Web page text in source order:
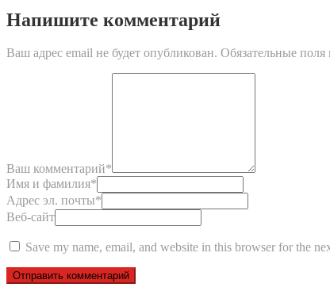
Напишите комментарий
Ваш адрес email не будет опубликован. Обязательные
Ваш комментарий*
Имя и фамилия*
Адрес эл. почты*
Веб-сайт
Save my name, email, and website in this browser for the